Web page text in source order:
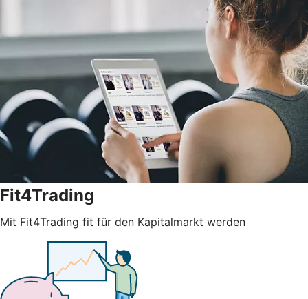
Fit4Trading
Mit Fit4Trading fit für den Kapitalmarkt werden